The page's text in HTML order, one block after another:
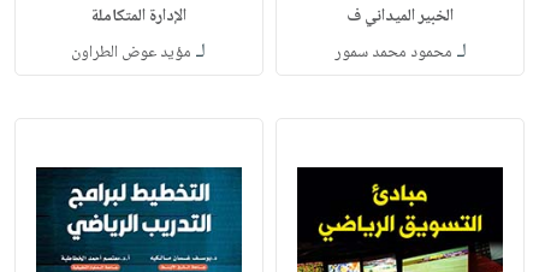
الخبير الميداني ف
لـ محمود محمد سمور
الإدارة المتكاملة
لـ مؤيد عوض الطراون